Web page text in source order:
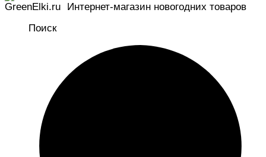
Интернет-магазин новогодних товаров
Поиск